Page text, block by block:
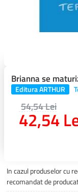
Brianna se
Editura ARTHUR
42,54
54,54 Lei
In cazul produselor cu
recomandat de